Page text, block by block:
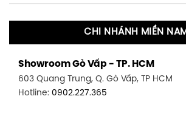
CHI NHÁNH MIỀN NAM
Showroom Gò Vấp - TP. HCM
603 Quang Trung, Q. Gò Vấp, TP HCM
Hotline: 0902.227.365